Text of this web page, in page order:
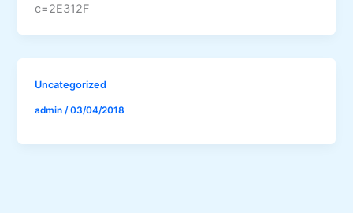
c=2E312F
Uncategorized
admin/03/04/2018